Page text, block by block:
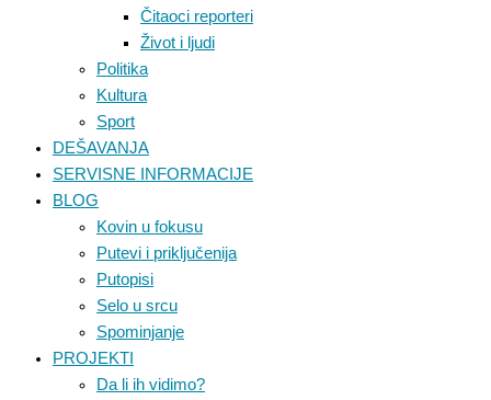
Čitaoci reporteri
Život i ljudi
Politika
Kultura
Sport
DEŠAVANJA
SERVISNE INFORMACIJE
BLOG
Kovin u fokusu
Putevi i priključenija
Putopisi
Selo u srcu
Spominjanje
PROJEKTI
Da li ih vidimo?